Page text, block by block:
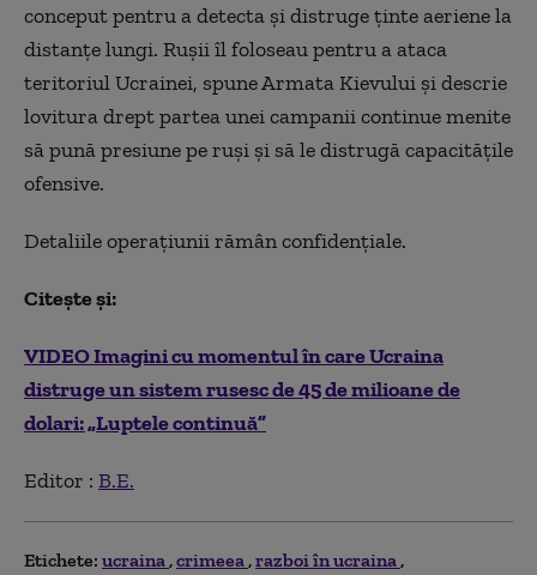
conceput pentru a detecta și distruge ținte aeriene la
distanțe lungi. Rușii îl foloseau pentru a ataca
teritoriul Ucrainei, spune Armata Kievului și descrie
lovitura drept partea unei campanii continue menite
să pună presiune pe ruși și să le distrugă capacitățile
ofensive.
Detaliile operațiunii rămân confidențiale.
Citește și:
VIDEO Imagini cu momentul în care Ucraina
distruge un sistem rusesc de 45 de milioane de
dolari: „Luptele continuă”
Editor : B.E.
Etichete: ucraina crimeea razboi în ucraina